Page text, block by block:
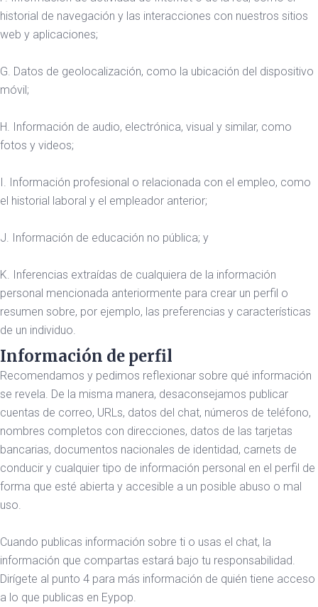
historial de navegación y las interacciones con nuestros sitios
web y aplicaciones;
G. Datos de geolocalización, como la ubicación del dispositivo
móvil;
H. Información de audio, electrónica, visual y similar, como
fotos y videos;
I. Información profesional o relacionada con el empleo, como
el historial laboral y el empleador anterior;
J. Información de educación no pública; y
K. Inferencias extraídas de cualquiera de la información
personal mencionada anteriormente para crear un perfil o
resumen sobre, por ejemplo, las preferencias y características
de un individuo.
Información de perfil
Recomendamos y pedimos reflexionar sobre qué información
se revela. De la misma manera, desaconsejamos publicar
cuentas de correo, URLs, datos del chat, números de teléfono,
nombres completos con direcciones, datos de las tarjetas
bancarias, documentos nacionales de identidad, carnets de
conducir y cualquier tipo de información personal en el perfil de
forma que esté abierta y accesible a un posible abuso o mal
uso.
Cuando publicas información sobre ti o usas el chat, la
información que compartas estará bajo tu responsabilidad.
Dirígete al punto 4 para más información de quién tiene acceso
a lo que publicas en Eypop.